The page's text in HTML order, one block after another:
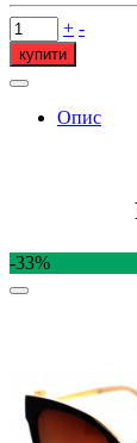
+ -
купити
Опис
-33%